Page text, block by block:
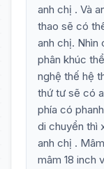
anh chị . Và
thao sẽ có
anh chị. Nhìn
phân khúc
nghệ thế hệ
thứ tư sẽ có
phía có
di chuyển thì
anh chị .
mâm 18 inch